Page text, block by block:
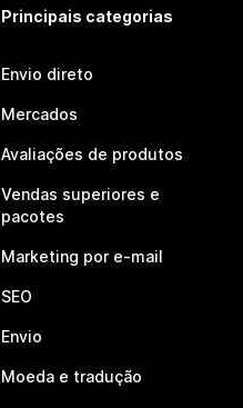
Principais categorias
Envio direto
Mercados
Avaliações de produtos
Vendas superiores e
pacotes
Marketing por e-mail
SEO
Envio
Moeda e tradução